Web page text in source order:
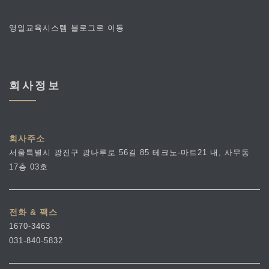
영일교육시스템 블로그로 이동
회사정보
회사주소
서울특별시 광진구 광나루로 56길 85 테크노-마트21 내, 사무동
17층 03호
전화 & 팩스
1670-3463
031-840-5832